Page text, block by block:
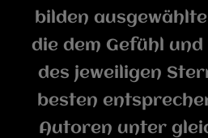
bilden
die dem Gefühl
des jeweiligen
besten
Autoren unter